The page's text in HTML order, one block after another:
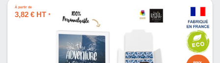
À partir de
3,82 € HT *